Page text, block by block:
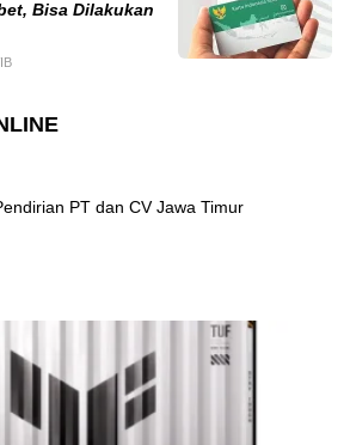
Bisa Dilakukan
PT dan CV Jawa Timur